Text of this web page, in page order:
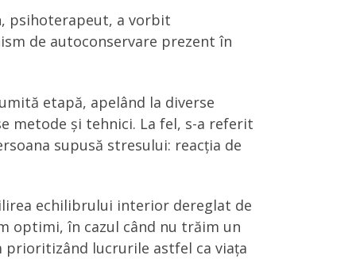
psihoterapeut, a vorbit
de autoconservare prezent în
etapă, apelând la diverse
metode și tehnici. La fel, s-a referit
supusă stresului: reacția de
echilibrului interior dereglat de
optimi, în cazul când nu trăim un
prioritizând lucrurile astfel ca viața